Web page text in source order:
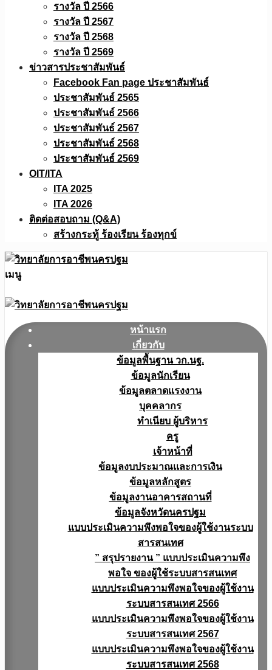
รางวัล ปี 2566
รางวัล ปี 2567
รางวัล ปี 2568
รางวัล ปี 2569
ข่าวสารประชาสัมพันธ์
Facebook Fan page ประชาสัมพันธ์
ประชาสัมพันธ์ 2565
ประชาสัมพันธ์ 2566
ประชาสัมพันธ์ 2567
ประชาสัมพันธ์ 2568
ประชาสัมพันธ์ 2569
OIT/ITA
ITA 2025
ITA 2026
ติดต่อสอบถาม (Q&A)
สร้างกระทู้ ร้องเรียน ร้องทุกข์
เมนู
หน้าแรก
เกี่ยวกับ
ข้อมูลพื้นฐาน วก.นฐ.
ข้อมูลนักเรียน
ข้อมูลตลาดแรงงาน
บุคคลากร
ทำเนียบ ผู้บริหาร
ครู
เจ้าหน้าที่
ข้อมูลงบประมาณเเละการเงิน
ข้อมูลหลักสูตร
ข้อมูลงานอาคารสถานที่
ข้อมูลจังหวัดนครปฐม
แบบประเมินความพึงพอใจของผู้ใช้งานระบบ
สารสนเทศ
” สรุปรายงาน ” แบบประเมินความพึง
พอใจ ของผู้ใช้ระบบสารสนเทศ
แบบประเมินความพึงพอใจของผู้ใช้งาน
ระบบสารสนเทศ 2566
แบบประเมินความพึงพอใจของผู้ใช้งาน
ระบบสารสนเทศ 2567
แบบประเมินความพึงพอใจของผู้ใช้งาน
ระบบสารสนเทศ 2568